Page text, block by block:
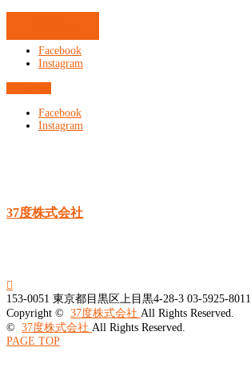
Facebook
Instagram
Facebook
Instagram
37度株式会社

153-0051 東京都目黒区上目黒4-28-3 03-5925-8011
Copyright © 37度株式会社 All Rights Reserved.
© 37度株式会社 All Rights Reserved.
PAGE TOP